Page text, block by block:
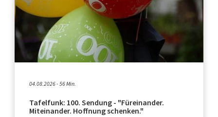
04.08.2026 - 56 Min.
Tafelfunk: 100. Sendung - "Füreinander.
Miteinander. Hoffnung schenken."